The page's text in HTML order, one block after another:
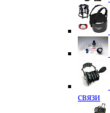
связи